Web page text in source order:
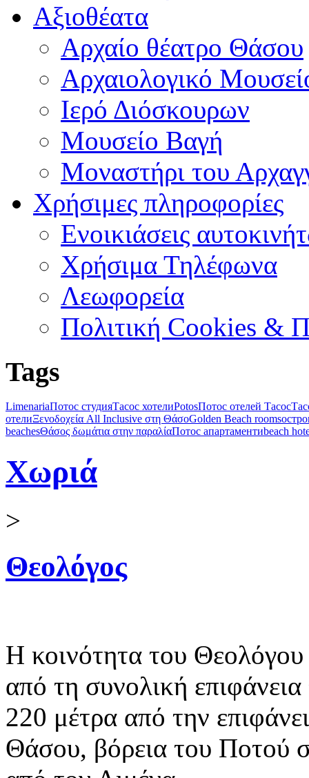
Αξιοθέατα
Αρχαίο θέατρο Θάσου
Αρχαιολογικό
Ιερό Διόσκουρων
Μουσείο Βαγή
Μοναστήρι του
Χρήσιμες πληροφορίες
Ενοικιάσεις
Χρήσιμα Τηλέφωνα
Λεωφορεία
Πολιτική Cookies &
Tags
LimenariaПотос студияТасос хотелиPotosПотос отелей Тасос
отелиΞενοδοχεία All Inclusive στη ΘάσοGolden Beach rooms
beachesΘάσος δωμάτια στην παραλίαПотос апартаментиbeach
Χωριά
>
Θεολόγος
Η κοινότητα του
από τη συνολική
220 μέτρα από την
Θάσου, βόρεια του Ποτού